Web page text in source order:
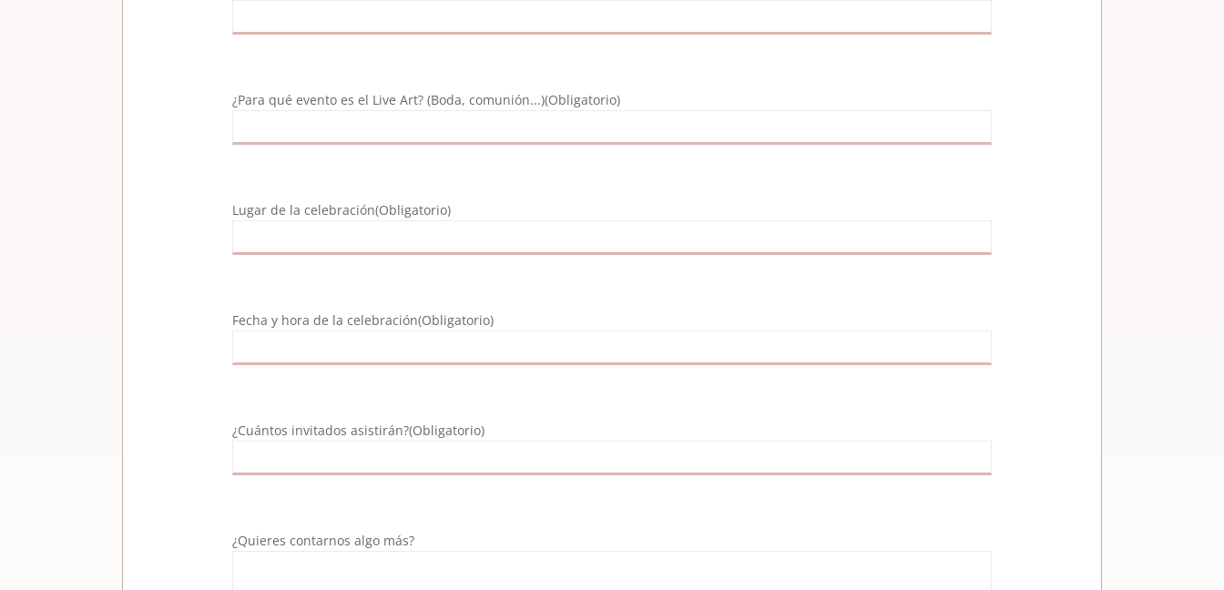
¿Para qué evento es el Live Art? (Boda, comunión...)(Obligatorio)
Lugar de la celebración(Obligatorio)
Fecha y hora de la celebración(Obligatorio)
¿Cuántos invitados asistirán?(Obligatorio)
¿Quieres contarnos algo más?